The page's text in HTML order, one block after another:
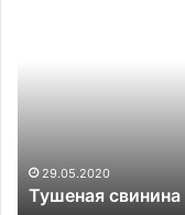
29.05.2020
Тушеная свинина